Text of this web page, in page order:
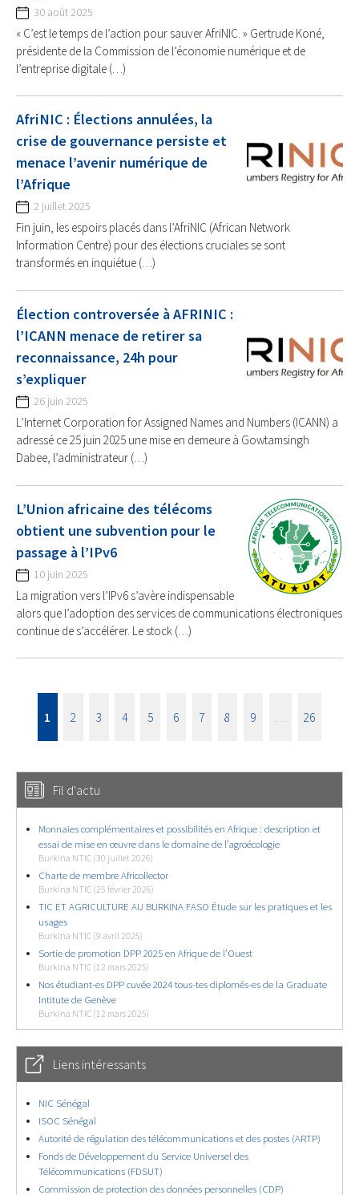
30 août 2025
« C’est le temps de l’action pour sauver AfriNIC. » Gertrude Koné,
présidente de la Commission de l’économie numérique et de
l’entreprise digitale (…)
AfriNIC : Élections annulées, la
crise de gouvernance persiste et
menace l’avenir numérique de
l’Afrique
2 juillet 2025
Fin juin, les espoirs placés dans l’AfriNIC (African Network
Information Centre) pour des élections cruciales se sont
transformés en inquiétue (…)
Élection controversée à AFRINIC :
l’ICANN menace de retirer sa
reconnaissance, 24h pour
s’expliquer
26 juin 2025
L’Internet Corporation for Assigned Names and Numbers (ICANN) a
adressé ce 25 juin 2025 une mise en demeure à Gowtamsingh
Dabee, l’administrateur (…)
L’Union africaine des télécoms
obtient une subvention pour le
passage à l’IPv6
10 juin 2025
La migration vers l’IPv6 s’avère indispensable
alors que l’adoption des services de communications électroniques
continue de s’accélérer. Le stock (…)
1 2 3 4 5 6 7 8 9 26
Fil d'actu
Monnaies complémentaires et possibilités en Afrique : description et
essai de mise en œuvre dans le domaine de l’agroécologie
Burkina NTIC (30 juillet 2026)
Charte de membre Africollector
Burkina NTIC (25 février 2026)
TIC ET AGRICULTURE AU BURKINA FASO Étude sur les pratiques et les
usages
Burkina NTIC (9 avril 2025)
Sortie de promotion DPP 2025 en Afrique de l’Ouest
Burkina NTIC (12 mars 2025)
Nos étudiant-es DPP cuvée 2024 tous-tes diplomés-es de la Graduate
Intitute de Genève
Burkina NTIC (12 mars 2025)
Liens intéressants
NIC Sénégal
ISOC Sénégal
Autorité de régulation des télécommunications et des postes (ARTP)
Fonds de Développement du Service Universel des
Télécommunications (FDSUT)
Commission de protection des données personnelles (CDP)